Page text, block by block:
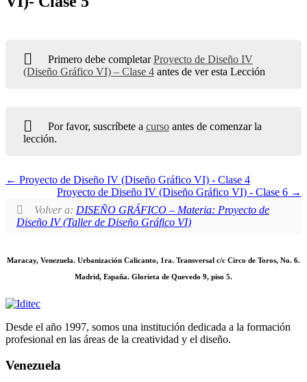
Primero debe completarProyecto de Diseño IV
(Diseño Gráfico VI) – Clase 4antes de ver esta Lección
Por favor, suscríbete a cursoantes de comenzar la
lección.
Proyecto de Diseño IV (Diseño Gráfico VI) - Clase 4
Proyecto de Diseño IV (Diseño Gráfico VI) - Clase 6
Volver a: DISEÑO GRÁFICO – Materia: Proyecto de
Diseño IV (Taller de Diseño Gráfico VI)
Maracay, Venezuela. Urbanización Calicanto, 1ra. Transversal c/c Circo de Toros, No. 6.
Madrid, España. Glorieta de Quevedo 9, piso 5.
Desde el año 1997, somos una institución dedicada a la formación
profesional en las áreas de la creatividad y el diseño.
Venezuela